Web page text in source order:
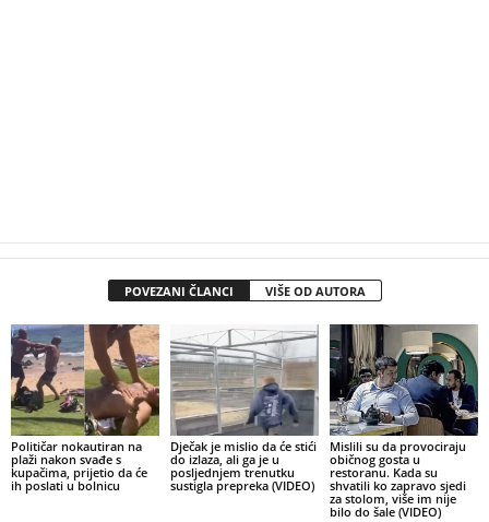
POVEZANI ČLANCI VIŠE OD AUTORA
Političar nokautiran na
plaži nakon svađe s
kupačima, prijetio da će
ih poslati u bolnicu
Dječak je mislio da će stići
do izlaza, ali ga je u
posljednjem trenutku
sustigla prepreka (VIDEO)
Mislili su da provociraju
običnog gosta u
restoranu. Kada su
shvatili ko zapravo sjedi
za stolom, više im nije
bilo do šale (VIDEO)